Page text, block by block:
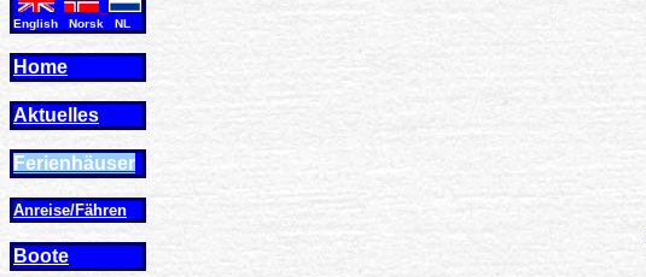
English Norsk NL
Home
Aktuelles
Ferienhäuser
Anreise/Fähren
Boote